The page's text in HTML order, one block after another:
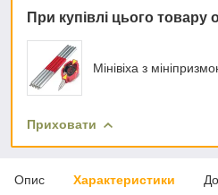
При купівлі цього
Мінівіха з
Приховати
Опис Характеристики